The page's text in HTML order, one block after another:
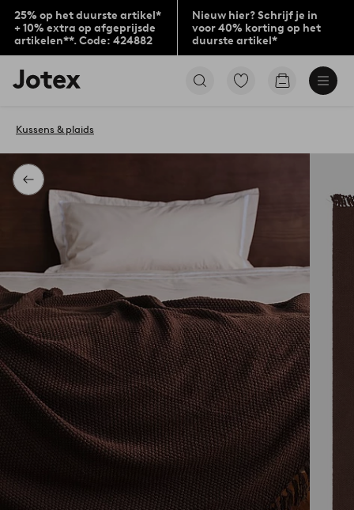
25% op het duurste artikel*
+ 10% extra op afgeprijsde
artikelen**. Code: 424882
Nieuw hier? Schrijf je in
voor 40% korting op het
duurste artikel*
Jotex
logo
to
home
page
Ga
Go
Terug
Kussens & plaids